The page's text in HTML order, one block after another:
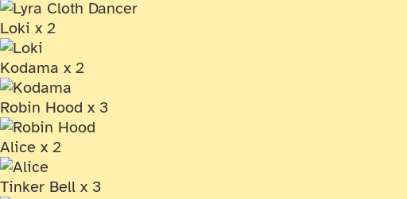
Loki x 2
Kodama x 2
Robin Hood x 3
Alice x 2
Tinker Bell x 3